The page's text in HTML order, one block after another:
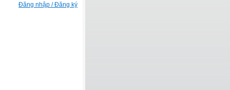
Đăng nhập / Đăng ký